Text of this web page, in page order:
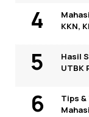
KKN,
Hasil
UTBK
Tips &